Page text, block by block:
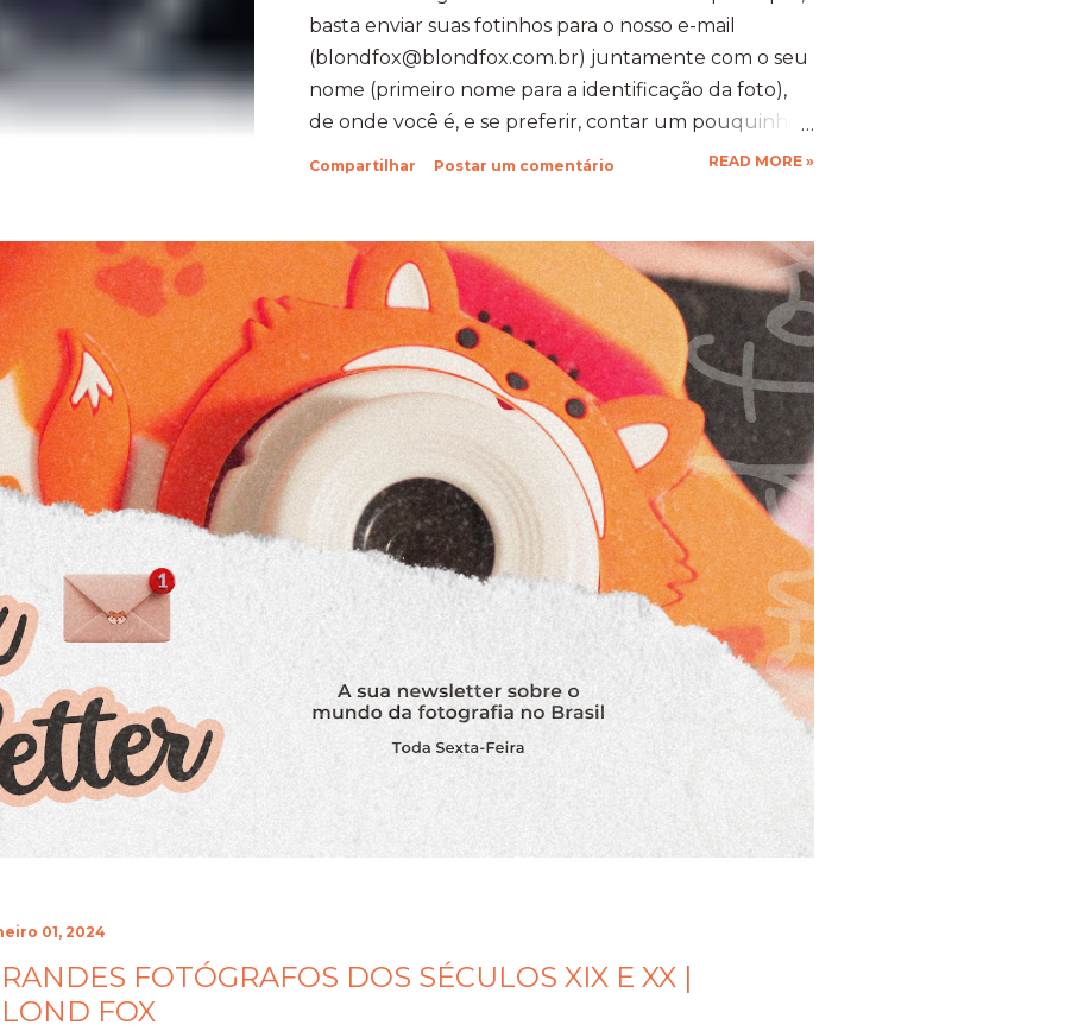
basta enviar suas fotinhos para o nosso e-mail
(blondfox@blondfox.com.br) juntamente com o seu
nome (primeiro nome para a identificação da foto),
de onde você é, e se preferir, contar um pouquinho
sobre suas fotinhos. Fique a vontade! Ficarei muito
Compartilhar Postar um comentário READ MORE »
01, 2024
FOTÓGRAFOS DOS SÉCULOS XIX E XX |
FOX